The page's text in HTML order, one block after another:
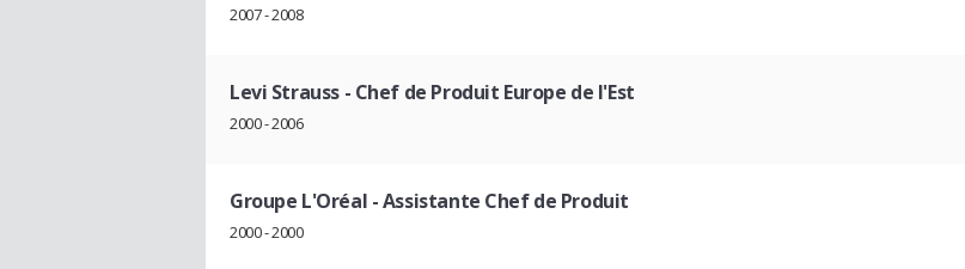
2007 - 2008
Levi Strauss- Chef de Produit Europe de l'Est
2000 - 2006
Groupe L'Oréal - Assistante Chef de Produit
2000 - 2000